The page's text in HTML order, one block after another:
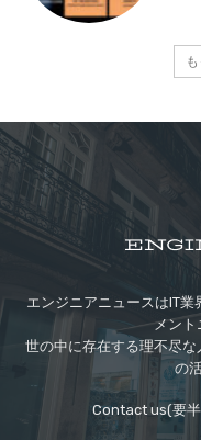
エンジニアニュースはIT
メント
世の中に存在する理不尽
の
Contact us(要